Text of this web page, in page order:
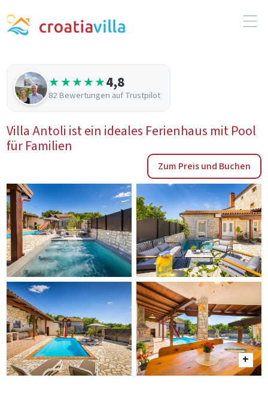
★★★★★4,8
82 Bewertungen auf Trustpilot
Villa Antoli ist ein ideales Ferienhaus mit Pool
für Familien
Zum Preis und Buchen